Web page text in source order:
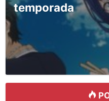
temporada